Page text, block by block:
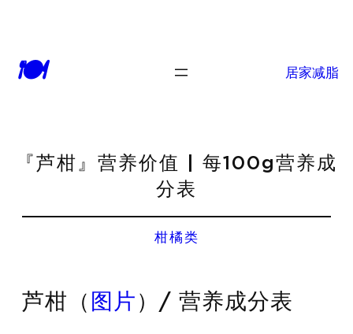
🍽 居家减脂
『芦柑』营养价值 | 每100g营养成
分表
柑橘类
芦柑（ 图片 ）/ 营养成分表